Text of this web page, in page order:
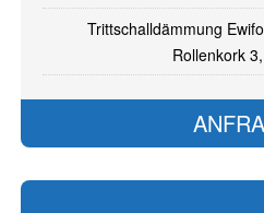
Trittschalldämmung
Rollenkork